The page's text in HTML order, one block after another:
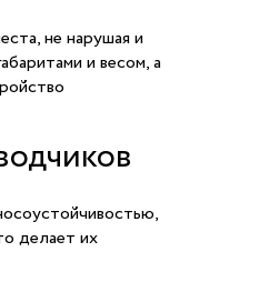
не нарушая и
и весом, а
делает их